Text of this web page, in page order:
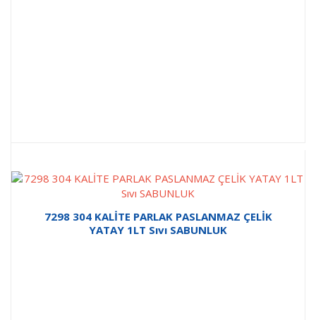
7298 304 KALİTE PARLAK PASLANMAZ ÇELİK
YATAY 1LT Sıvı SABUNLUK